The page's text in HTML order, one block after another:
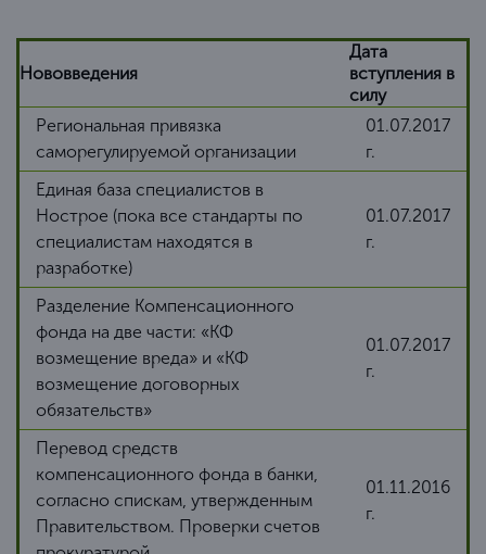
Нововведения
Дата
вступления в
силу
Региональная привязка
саморегулируемой организации
01.07.2017
г.
Единая база специалистов в
Нострое (пока все стандарты по
специалистам находятся в
разработке)
01.07.2017
г.
Разделение Компенсационного
фонда на две части: «КФ
возмещение вреда» и «КФ
возмещение договорных
обязательств»
01.07.2017
г.
Перевод средств
компенсационного фонда в банки,
согласно спискам, утвержденным
Правительством. Проверки счетов
01.11.2016
г.